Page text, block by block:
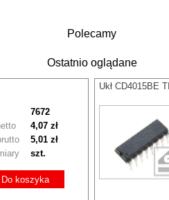
Polecamy
Ostatnio oglądane
7672
5,01 zł
4,07 zł
szt.
Do koszyka
Ukł CD4015BE